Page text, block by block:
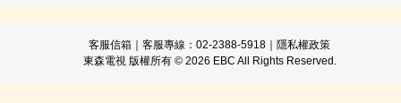
客服信箱 ｜客服專線：02-2388-5918｜ 隱私權政策
東森電視 版權所有 © 2026 EBC All Rights Reserved.